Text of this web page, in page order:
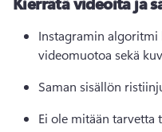
Instagramin algoritmi
videomuotoa sekä
Saman sisällön
Ei ole mitään tarvetta